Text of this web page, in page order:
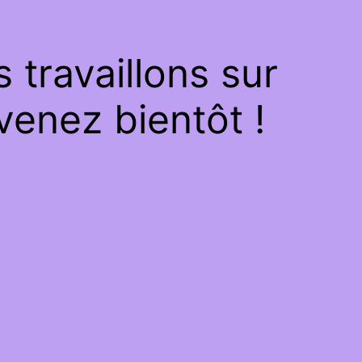
travaillons sur
bientôt !